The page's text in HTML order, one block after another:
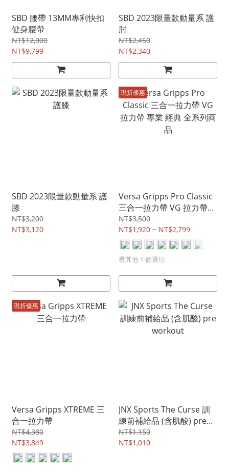
SBD 腰帶 13MM專利快扣
健身腰帶
NT$12,000
NT$9,799
SBD 2023限量款動量系 護
肘
NT$2,450
NT$2,340
SBD 2023限量款動量系 護
膝
NT$3,200
NT$3,120
現折優惠
Versa Gripps Pro Classic
三合一拉力帶 VG 拉力帶
專業 經典 全系列商品
NT$3,500
NT$1,920 ~ NT$2,799
看其他 1 個選項
現折優惠
Versa Gripps XTREME 三
合一拉力帶
NT$4,380
NT$3,849
JNX Sports The Curse 訓
練前補給品 (含肌酸) pre
workout
NT$1,150
NT$1,010